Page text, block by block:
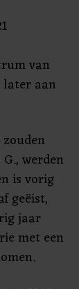
van
later aan
werden
is vorig
geëist,
jaar
met een